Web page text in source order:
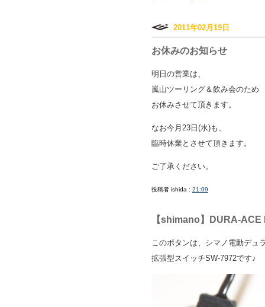
2011年02月19日
お休みのお知らせ
明日の営業は、
嵐山ツーリング＆飲み会のため
お休みさせて頂きます。
なお今月23日(水)も、
臨時休業とさせて頂きます。
ご了承ください。
投稿者 ishida : 21:09
【shimano】DURA-ACE
このボタンは、シマノ電動デュ
拡張型スイッチSW-7972です♪